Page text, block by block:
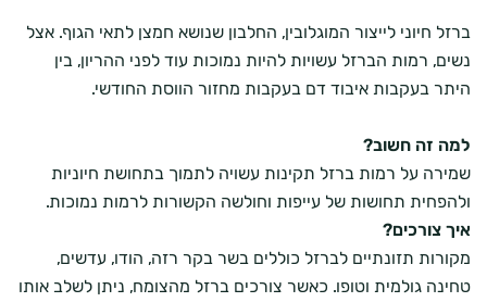
ברזל חיוני לייצור המוגלובין, החלבון שנושא חמצן לתאי הגוף. אצל
נשים, רמות הברזל עשויות להיות נמוכות עוד לפני ההריון, בין
היתר בעקבות איבוד דם בעקבות מחזור הווסת החודשי.
למה זה חשוב?
שמירה על רמות ברזל תקינות עשויה לתמוך בתחושת חיוניות
ולהפחית תחושות של עייפות וחולשה הקשורות לרמות נמוכות.
איך צורכים?
מקורות תזונתיים לברזל כוללים בשר בקר רזה, הודו, עדשים,
טחינה גולמית וטופו. כאשר צורכים ברזל מהצומח, ניתן לשלב אותו